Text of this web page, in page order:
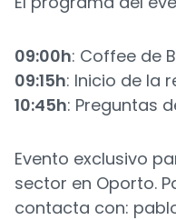
09:00h: Coffee de
09:15h: Inicio de la
10:45h: Preguntas
Evento exclusivo
sector en Oporto.
contacta con: